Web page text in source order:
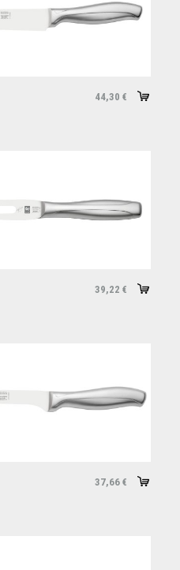
44,30 €
39,22 €
37,66 €